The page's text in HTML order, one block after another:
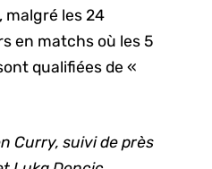
malgré les 24
en matchs où les 5
qualifiées de «
Curry, suivi de près